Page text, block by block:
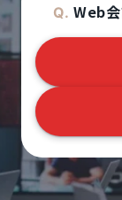
Q. Web会